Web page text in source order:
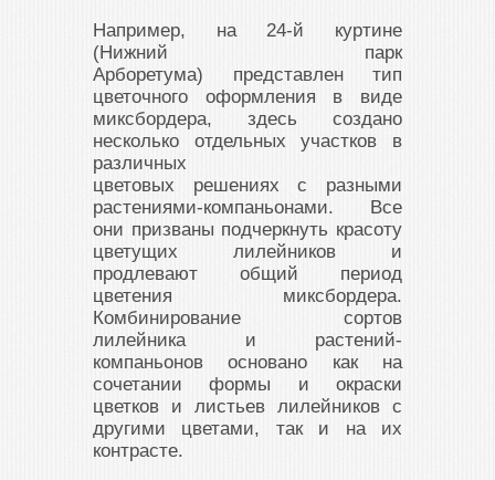
Например, на 24-й куртине
(Нижний парк
Арборетума) представлен тип
цветочного оформления в виде
миксбордера, здесь создано
несколько отдельных участков в
различных
цветовых решениях с разными
растениями-компаньонами. Все
они призваны подчеркнуть красоту
цветущих лилейников и
продлевают общий период
цветения миксбордера.
Комбинирование сортов
лилейника и растений-
компаньонов основано как на
сочетании формы и окраски
цветков и листьев лилейников с
другими цветами, так и на их
контрасте.